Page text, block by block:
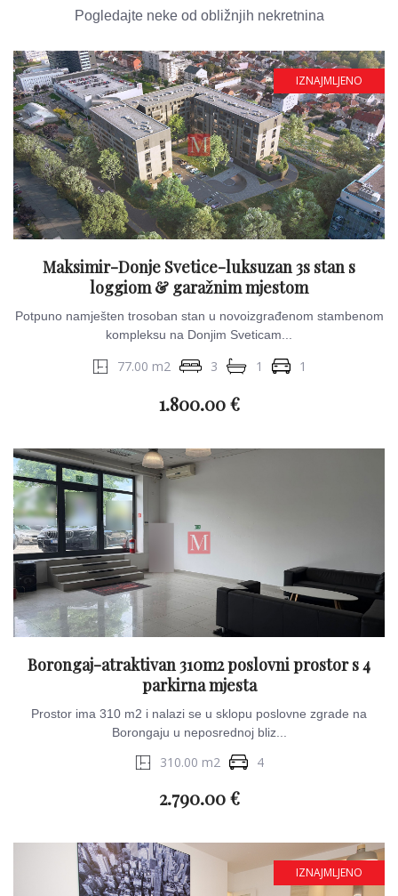
Pogledajte neke od obližnjih nekretnina
IZNAJMLJENO
Maksimir-Donje Svetice-luksuzan 3s stan s
loggiom & garažnim mjestom
Potpuno namješten trosoban stan u novoizgrađenom stambenom
kompleksu na Donjim Sveticam...
77.00 m2 3 1 1
1.800.00 €
Borongaj-atraktivan 310m2 poslovni prostor s 4
parkirna mjesta
Prostor ima 310 m2 i nalazi se u sklopu poslovne zgrade na
Borongaju u neposrednoj bliz...
310.00 m2 4
2.790.00 €
IZNAJMLJENO